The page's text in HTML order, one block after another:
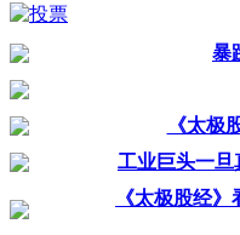
暴
《太极
工业巨头一旦
《太极股经